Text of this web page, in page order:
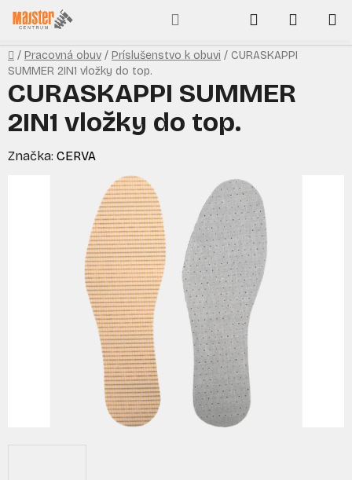
Prejsť
na
obsah
Hľadať
KOŠÍK
Domov
/ Pracovná obuv / Príslušenstvo k obuvi / CURASKAPPI
SUMMER 2IN1 vložky do top.
CURASKAPPI SUMMER
2IN1 vložky do top.
Značka: CERVA